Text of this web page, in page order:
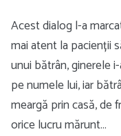
Acest dialog l-a
mai atent la pacienții
unui bătrân, ginerele
pe numele lui, iar
meargă prin casă, de
orice lucru mărunt…